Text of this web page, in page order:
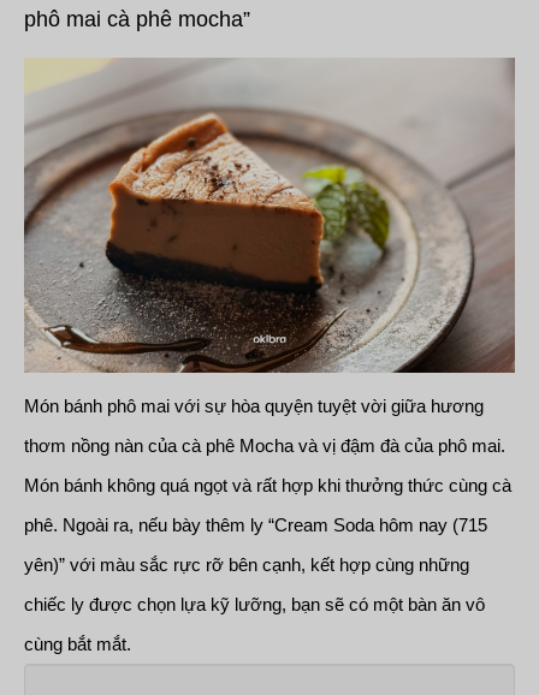
phô mai cà phê mocha”
Món bánh phô mai với sự hòa quyện tuyệt vời giữa hương
thơm nồng nàn của cà phê Mocha và vị đậm đà của phô mai.
Món bánh không quá ngọt và rất hợp khi thưởng thức cùng cà
phê. Ngoài ra, nếu bày thêm ly “Cream Soda hôm nay (715
yên)” với màu sắc rực rỡ bên cạnh, kết hợp cùng những
chiếc ly được chọn lựa kỹ lưỡng, bạn sẽ có một bàn ăn vô
cùng bắt mắt.